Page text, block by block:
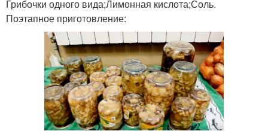
Грибочки одного вида;Лимонная кислота;Соль.
Поэтапное приготовление: